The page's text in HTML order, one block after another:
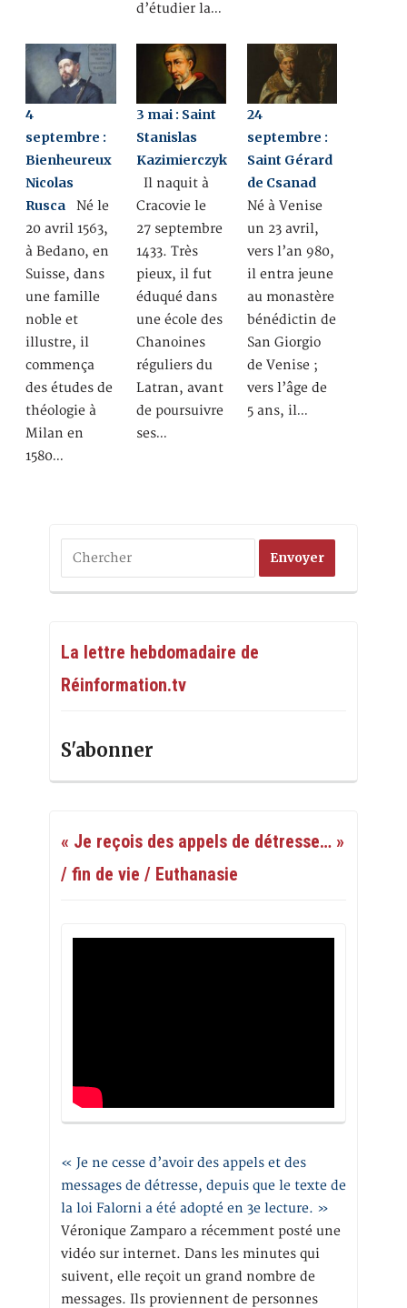
d’étudier la…
4
septembre :
Bienheureux
Nicolas
Rusca Né le
20 avril 1563,
à Bedano, en
Suisse, dans
une famille
noble et
illustre, il
commença
des études de
théologie à
Milan en
1580…
3 mai : Saint
Stanislas
Kazimierczyk
Il naquit à
Cracovie le
27 septembre
1433. Très
pieux, il fut
éduqué dans
une école des
Chanoines
réguliers du
Latran, avant
de poursuivre
ses…
24
septembre :
Saint Gérard
de Csanad
Né à Venise
un 23 avril,
vers l’an 980,
il entra jeune
au monastère
bénédictin de
San Giorgio
de Venise ;
vers l’âge de
5 ans, il…
La lettre hebdomadaire de
Réinformation.tv
S'abonner
« Je reçois des appels de détresse… »
/ fin de vie / Euthanasie
« Je ne cesse d’avoir des appels et des
messages de détresse, depuis que le texte de
la loi Falorni a été adopté en 3e lecture. »
Véronique Zamparo a récemment posté une
vidéo sur internet. Dans les minutes qui
suivent, elle reçoit un grand nombre de
messages. Ils proviennent de personnes